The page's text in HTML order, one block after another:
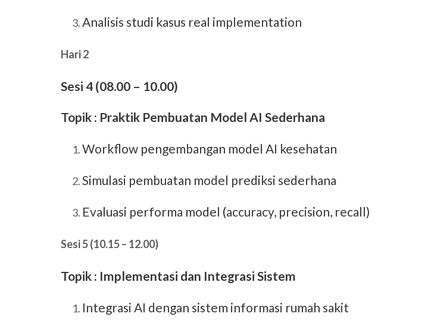
Analisis studi kasus real implementation
Hari 2
Sesi 4 (08.00 – 10.00)
Topik : Praktik Pembuatan Model AI Sederhana
Workflow pengembangan model AI kesehatan
Simulasi pembuatan model prediksi sederhana
Evaluasi performa model (accuracy, precision, recall)
Sesi 5 (10.15 – 12.00)
Topik : Implementasi dan Integrasi Sistem
Integrasi AI dengan sistem informasi rumah sakit